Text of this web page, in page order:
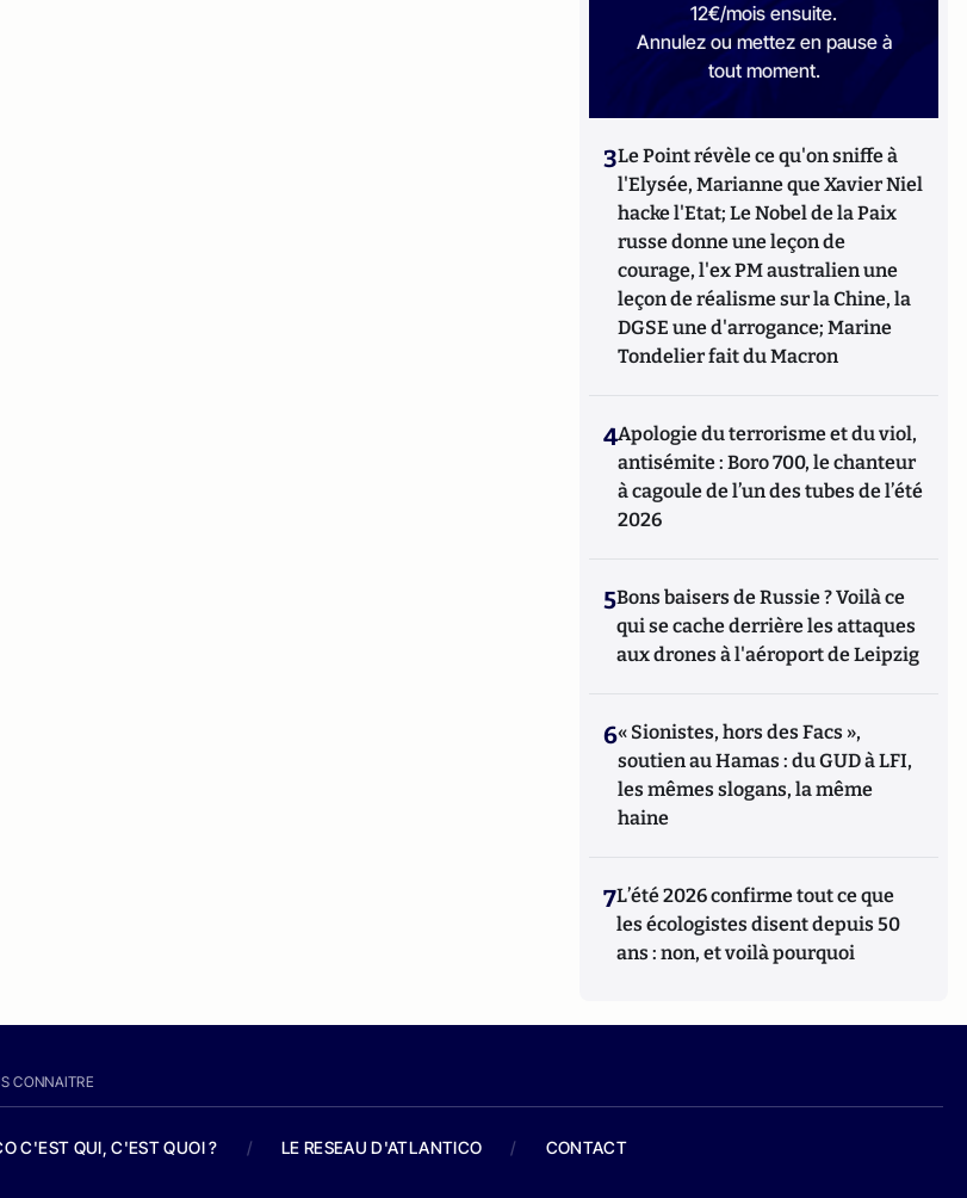
12€/mois ensuite.
Annulez ou mettez en pause à
tout moment.
3Le Point révèle ce qu'on sniffe à
l'Elysée, Marianne que Xavier Niel
hacke l'Etat; Le Nobel de la Paix
russe donne une leçon de
courage, l'ex PM australien une
leçon de réalisme sur la Chine, la
DGSE une d'arrogance; Marine
Tondelier fait du Macron
4Apologie du terrorisme et du viol,
antisémite : Boro 700, le chanteur
à cagoule de l’un des tubes de l’été
2026
5Bons baisers de Russie ? Voilà ce
qui se cache derrière les attaques
aux drones à l'aéroport de Leipzig
6« Sionistes, hors des Facs »,
soutien au Hamas : du GUD à LFI,
les mêmes slogans, la même
haine
7L’été 2026 confirme tout ce que
les écologistes disent depuis 50
ans : non, et voilà pourquoi
CONNAITRE
C'EST QUI, C'EST QUOI ? / LE RESEAU D'ATLANTICO / CONTACT